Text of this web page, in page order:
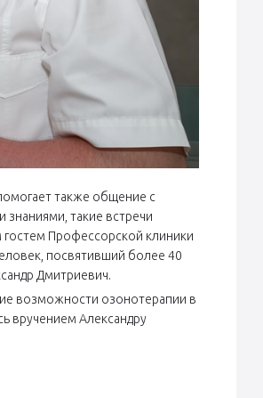
также общение с
такие встречи
гостем Профессорской клиники
посвятивший более 40
Дмитриевич.
возможности озонотерапии в
вручением Александру